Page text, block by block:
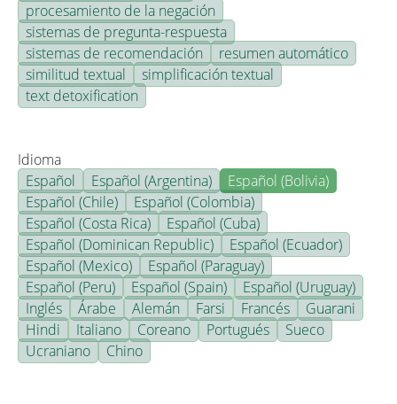
procesamiento de la negación
sistemas de pregunta-respuesta
sistemas de recomendación
resumen automático
similitud textual
simplificación textual
text detoxification
Idioma
Español
Español (Argentina)
Español (Bolivia)
Español (Chile)
Español (Colombia)
Español (Costa Rica)
Español (Cuba)
Español (Dominican Republic)
Español (Ecuador)
Español (Mexico)
Español (Paraguay)
Español (Peru)
Español (Spain)
Español (Uruguay)
Inglés
Árabe Alemán Farsi Francés
Guarani
Hindi
Italiano Coreano Portugués
Sueco
Ucraniano
Chino